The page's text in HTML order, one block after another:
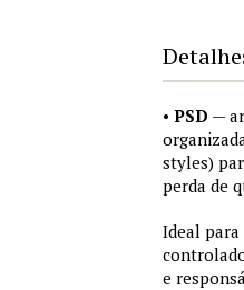
• PSD —
styles)
perda de
Ideal para
e